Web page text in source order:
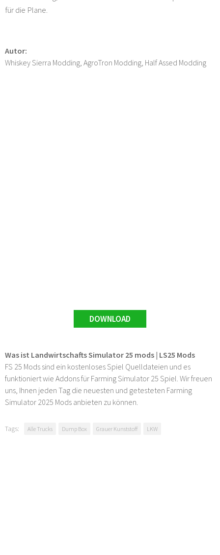
für die Plane.
Autor:
Whiskey Sierra Modding, AgroTron Modding, Half Assed Modding
DOWNLOAD
Was ist Landwirtschafts Simulator 25 mods | LS25 Mods
FS 25 Mods sind ein kostenloses Spiel Quelldateien und es
funktioniert wie Addons für Farming Simulator 25 Spiel. Wir freuen
uns, Ihnen jeden Tag die neuesten und getesteten Farming
Simulator 2025 Mods anbieten zu können.
Tags: Alle Trucks Dump Box Grauer Kunststoff LKW